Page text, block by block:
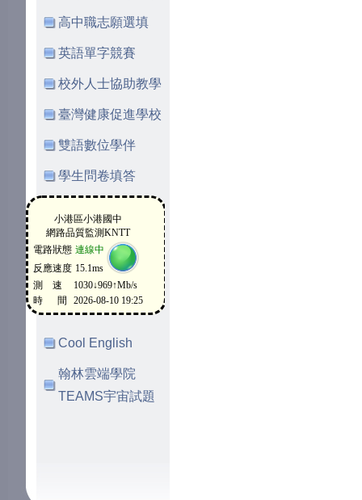
高中職志願選填
英語單字競賽
校外人士協助教學
臺灣健康促進學校
雙語數位學伴
學生問卷填答
Cool English
翰林雲端學院
TEAMS宇宙試題